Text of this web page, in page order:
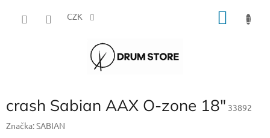
CZK
crash Sabian AAX O-zone 18" 33892
Značka:SABIAN